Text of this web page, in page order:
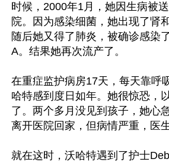
时候，2000年1月，她因生病被
院。因为感染细菌，她出现了肾
随后她又得了肺炎，被确诊感染
A。结果她再次流产了。
在重症监护病房17天，每天靠呼
哈特感到度日如年。她很惊恐，
了。两个多月没见到孩子，她心
离开医院回家，但病情严重，医
就在这时，沃哈特遇到了护士